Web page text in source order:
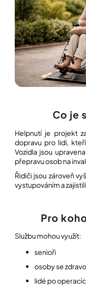
POZNEJTE
&
ZAŽIJTE,
CO
SE
PRÁVĚ
DĚJE
VAŠE
KTERÁ
POSÍLÍ
PAMĚŤ
KONCENTRACI
BAZAR
Co je
Helpnutí je projekt
dopravu pro lidi,
Vozidla jsou
přepravu osob na
Řidiči jsou zároveň
vystupováním a
Pro
Službu mohou využít:
senioři
osoby se
lidé po
?
p
o
č
u